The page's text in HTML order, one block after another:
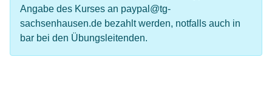
Angabe des Kurses an paypal@tg-
sachsenhausen.de bezahlt werden, notfalls auch in
bar bei den Übungsleitenden.